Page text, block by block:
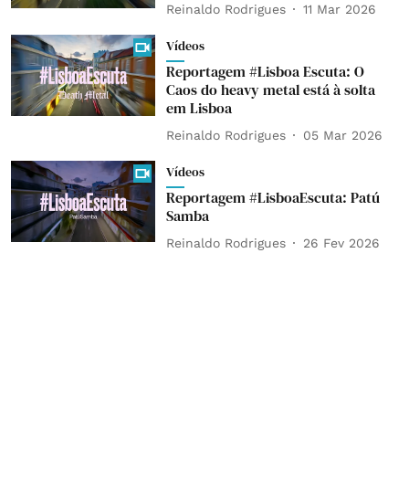
Reinaldo Rodrigues 11 Mar 2026
Vídeos
Reportagem #Lisboa Escuta: O
Caos do heavy metal está à solta
em Lisboa
Reinaldo Rodrigues 05 Mar 2026
Vídeos
Reportagem #LisboaEscuta: Patú
Samba
Reinaldo Rodrigues 26 Fev 2026